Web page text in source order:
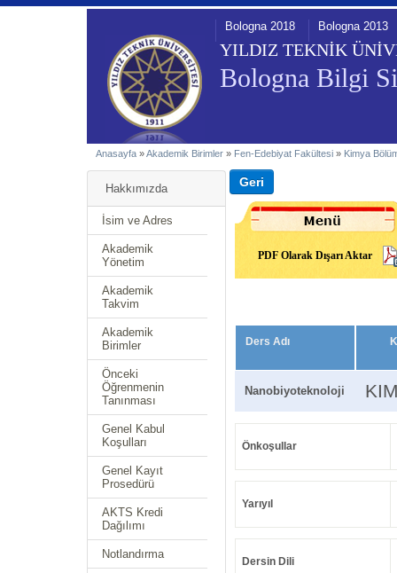
YILDIZ TEKNİK
Bologna Bilgi
Bologna 2018 Bologna 2013
Anasayfa »Akademik Birimler » Fen-Edebiyat Fakültesi » Kimya
Hakkımızda
İsim ve Adres
Akademik
Yönetim
Akademik
Takvim
Akademik
Birimler
Önceki
Öğrenmenin
Tanınması
Genel Kabul
Koşulları
Genel Kayıt
Prosedürü
AKTS Kredi
Dağılımı
Notlandırma
PDF Olarak Dışarı Aktar
Ders Adı
Nanobiyoteknoloji
Önkoşullar
Yarıyıl
Dersin Dili